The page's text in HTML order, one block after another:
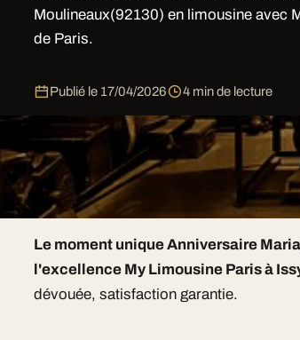
Moulineaux(92130) en limousine avec
de Paris.
Publié le 17/04/2026 4 min de lecture
Élégance haut de gamme pour
Issy-les-Moulineaux
: flotte renouvelée
semaine.
Le moment unique Anniversaire
l'excellence My Limousine Paris à
dévouée, satisfaction garantie.